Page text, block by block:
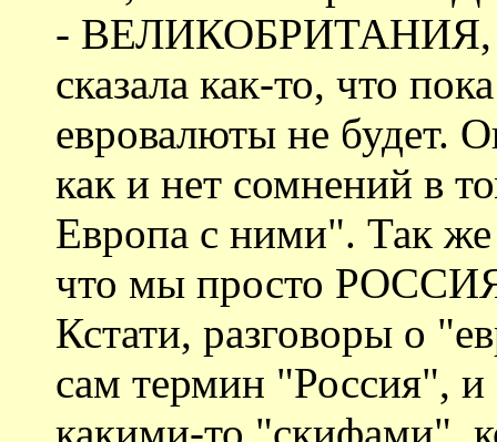
- ВЕЛИКОБРИТАНИЯ,
сказала как-то, что
евровалюты не будет.
как и нет сомнений в
Европа с ними". Так
что мы просто
Кстати, разговоры о
сам термин "Россия",